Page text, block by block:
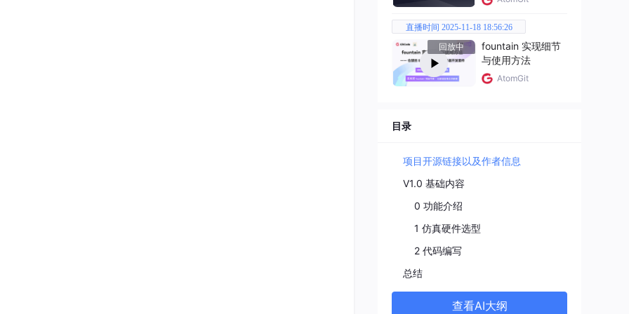
直播时间 2025-11-18 18:56:26
回放中
fountain 实现细节
与使用方法
AtomGit
目录
项目开源链接以及作者信息
V1.0 基础内容
0 功能介绍
1 仿真硬件选型
2 代码编写
总结
查看AI大纲